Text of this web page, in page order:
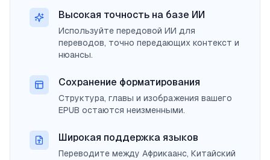
Высокая точность на базе ИИ
Используйте передовой ИИ для
переводов, точно передающих контекст и
нюансы.
Сохранение форматирования
Структура, главы и изображения вашего
EPUB остаются неизменными.
Широкая поддержка языков
Переводите между Африкаанс, Китайский